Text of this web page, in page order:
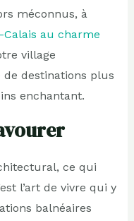
méconnus, à
au charme
village
de destinations plus
enchantant.
ce qui
l’art de vivre qui y
balnéaires